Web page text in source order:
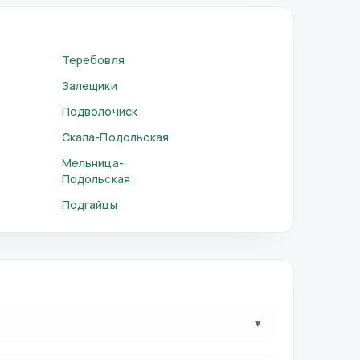
Теребовля
Залещики
Подволочиск
Скала-Подольская
Мельница-
Подольская
Подгайцы
▾